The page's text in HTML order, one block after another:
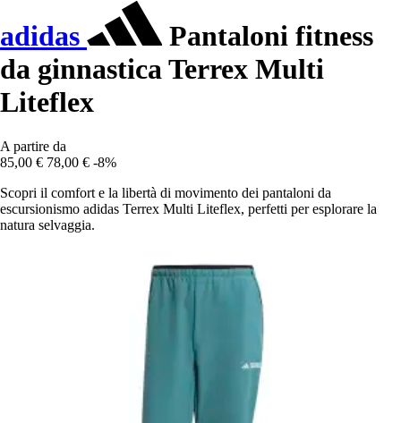
adidas
Pantaloni fitness
da ginnastica Terrex Multi
Liteflex
A partire da
85,00 € 78,00 € -8%
Scopri il comfort e la libertà di movimento dei pantaloni da
escursionismo adidas Terrex Multi Liteflex, perfetti per esplorare la
natura selvaggia.